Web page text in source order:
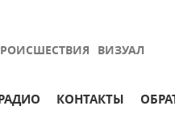
ВИЗУАЛ
КОНТАКТЫ